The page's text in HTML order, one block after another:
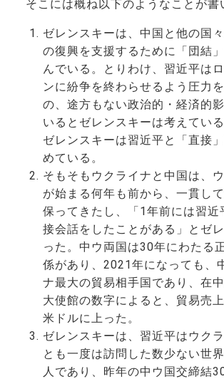
そこには概ね以下のようなことが書
ゼレンスキーは、中国と他の国
の復興を支援するために「団結
んでいる。とりわけ、習近平は
ンに紛争を終わらせるよう圧力
の、途方もない政治的・経済的
いるとゼレンスキーは考えている
ゼレンスキーは習近平と「直接
めている。
そもそもウクライナと中国は、
が始まる何年も前から、一貫し
保ってきたし、「1年前には習近
接会話をしたことがある」とゼ
った。中ウ両国は30年にわたる
係があり、2021年になっても、
ナ最大の貿易相手国であり、在
大使館の数字によると、貿易売
米ドルに上った。
ゼレンスキーは、習近平はウク
とも一度は訪問した数少ない世
人であり、昨年の中ウ国交締結